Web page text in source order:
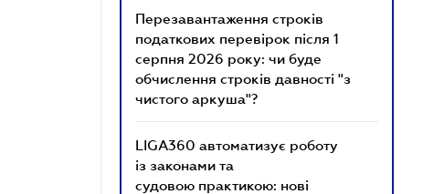
Перезавантаження строків
податкових перевірок після 1
серпня 2026 року: чи буде
обчислення строків давності "з
чистого аркуша"?
LIGA360 автоматизує роботу
із законами та
судовою практикою: нові